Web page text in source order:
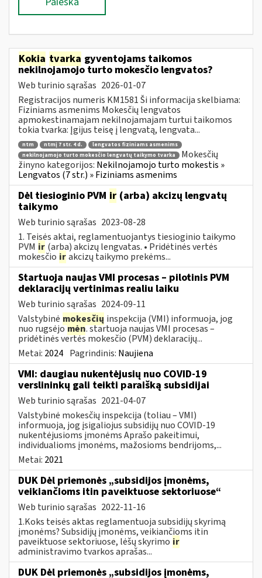
Kokia tvarka gyventojams taikomos
nekilnojamojo turto mokesčio lengvatos?
Web turinio sąrašas 2026-01-07
Registracijos numeris KM1581 Ši informacija skelbiama:
Fiziniams asmenims Mokesčių lengvatos
apmokestinamajam nekilnojamajam turtui taikomos
tokia tvarka: Įgijus teisę į lengvatą, lengvata...
ntm ntmį 7 str. 4 d.
lengvatos fiziniams asmenims
nekilnojamojo turto mokesčio lengvatų taikymo tvarka
Mokesčių
žinyno kategorijos: Nekilnojamojo turto mokestis »
Lengvatos (7 str.) » Fiziniams asmenims
Dėl tiesioginio PVM ir (arba) akcizų lengvatų
taikymo
Web turinio sąrašas 2023-08-28
1. Teisės aktai, reglamentuojantys tiesioginio taikymo
PVM ir (arba) akcizų lengvatas. • Pridėtinės vertės
mokesčio irakcizų taikymo prekėms...
Startuoja naujas VMI procesas – pilotinis PVM
deklaracijų vertinimas realiu laiku
Web turinio sąrašas 2024-09-11
Valstybinė mokesčių inspekcija (VMI) informuoja, jog
nuo rugsėjomėn. startuoja naujas VMI procesas –
pridėtinės vertės mokesčio (PVM) deklaracijų...
Metai: 2024 Pagrindinis: Naujiena
VMI: daugiau nukentėjusių nuo COVID-19
verslininkų gali teikti paraišką subsidijai
Web turinio sąrašas 2021-04-07
Valstybinė mokesčių inspekcija (toliau – VMI)
informuoja, jog įsigaliojus subsidijų nuo COVID-19
nukentėjusioms įmonėms Aprašo pakeitimui,
individualioms įmonėms, mažosioms bendrijoms,...
Metai: 2021
DUK Dėl priemonės „subsidijos įmonėms,
veikiančioms itin paveiktuose sektoriuose“
Web turinio sąrašas 2022-11-16
1.Koks teisės aktas reglamentuoja subsidijų skyrimą
įmonėms? Subsidijų įmonėms, veikiančioms itin
paveiktuose sektoriuose, lėšų skyrimo ir
administravimo tvarkos aprašas...
DUK Dėl priemonės „subsidijos įmonėms,